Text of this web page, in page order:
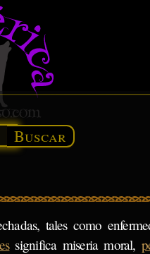
Buscar
tales como
significa miseria moral,